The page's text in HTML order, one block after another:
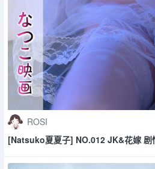
ROSI
[Natsuko夏夏子] NO.012 JK&花嫁 剧